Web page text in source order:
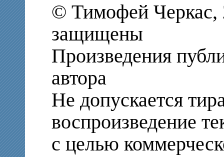
© Тимофей Черкас,
защищены
Произведения
автора
Не допускается
воспроизведение
с целью